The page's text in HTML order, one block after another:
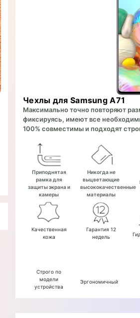
Чехлы для Samsung A71
Максимально точно повторяют
фиксируясь, имеют все
100% совместимы и подходят
Приподнятая
рамка для
защиты экрана и
камеры
Никогда не
выцветающие
высококачественные
материалы
Качественная
кожа
Гарантия 12
недель
Строго по
модели
устройства
Эргономичный